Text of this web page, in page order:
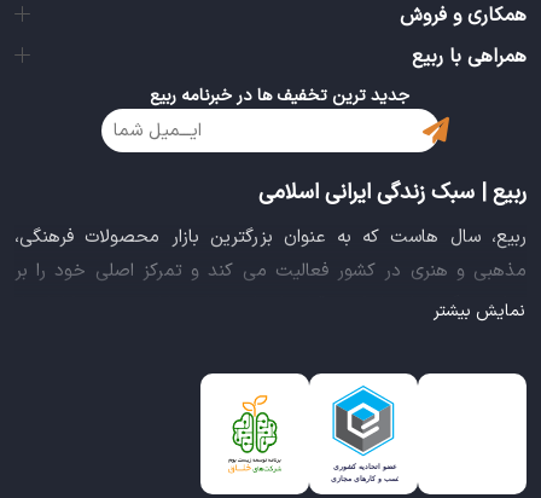
همکاری و فروش
همراهی با ربیع
جدید ترین تخفیف ها در خبرنامه ربیع
ربیع | سبک زندگی ایرانی اسلامی
ربیع، سال هاست که به عنوان بزرگترین بازار محصولات فرهنگی،
مذهبی و هنری در کشور فعالیت می کند و تمرکز اصلی خود را بر
سبک زندگی ایرانی اسلامی قرار داده است. این بازار مجموعه کاملی از
شما را برای خرید اینترنتی کالاهای فرهنگی، مذهبی و هنری برآورده
ایده خلاقانه عرضه محصولات فرهنگی در بستر اینترنت باعث شد تا
ربیع، علاوه بر داشتن نماد اعتماد الکترونیکی و مجوز سازمان صنفی
نمایش بیشتر